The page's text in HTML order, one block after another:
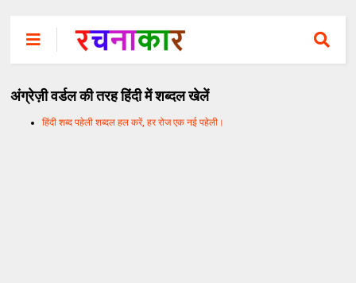
अंग्रेज़ी वर्डल की तरह हिंदी में शब्दल खेलें
हिंदी शब्द पहेली शब्दल हल करें, हर रोज एक नई पहेली।